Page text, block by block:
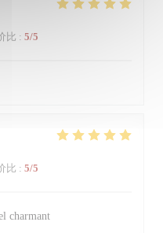
比 : 5/5
比 : 5/5
charmant